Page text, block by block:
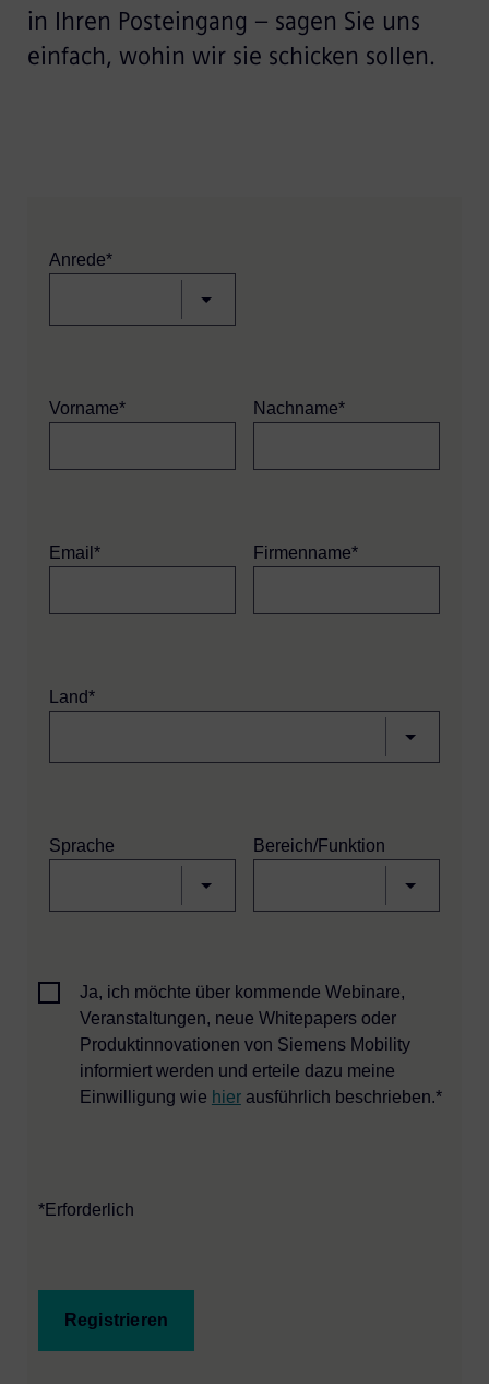
in Ihren Posteingang – sagen Sie uns
einfach, wohin wir sie schicken sollen.
Anrede*
Vorname* Nachname*
Email* Firmenname*
Land*
Sprache Bereich/Funktion
Ja, ich möchte über kommende Webinare,
Veranstaltungen, neue Whitepapers oder
Produktinnovationen von Siemens Mobility
informiert werden und erteile dazu meine
Einwilligung wie hierausführlich beschrieben.*
*Erforderlich
Registrieren